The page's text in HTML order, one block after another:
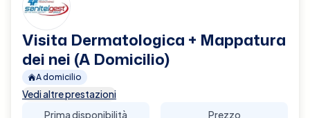
Visita Dermatologica + Mappatura
dei nei (A Domicilio)
A domicilio
Vedi altre prestazioni
Prima disponibilità
Prezzo